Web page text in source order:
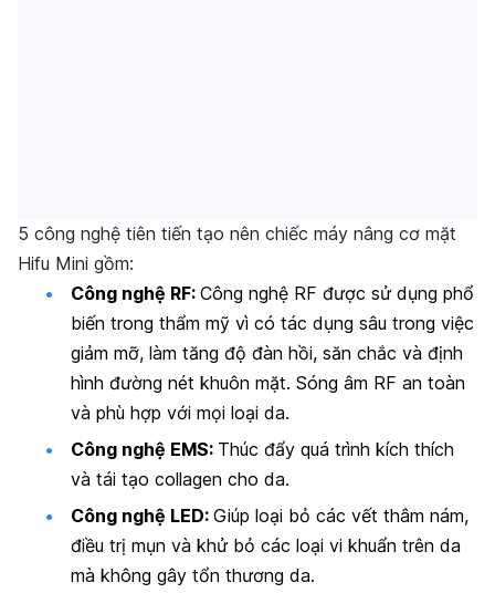
5 công nghệ tiên tiến tạo nên chiếc máy nâng cơ mặt
Hifu Mini gồm:
Công nghệ RF: Công nghệ RF được sử dụng phổ
biến trong thẩm mỹ vì có tác dụng sâu trong việc
giảm mỡ, làm tăng độ đàn hồi, săn chắc và định
hình đường nét khuôn mặt. Sóng âm RF an toàn
và phù hợp với mọi loại da.
Công nghệ EMS: Thúc đẩy quá trình kích thích
và tái tạo collagen cho da.
Công nghệ LED: Giúp loại bỏ các vết thâm nám,
điều trị mụn và khử bỏ các loại vi khuẩn trên da
mà không gây tổn thương da.